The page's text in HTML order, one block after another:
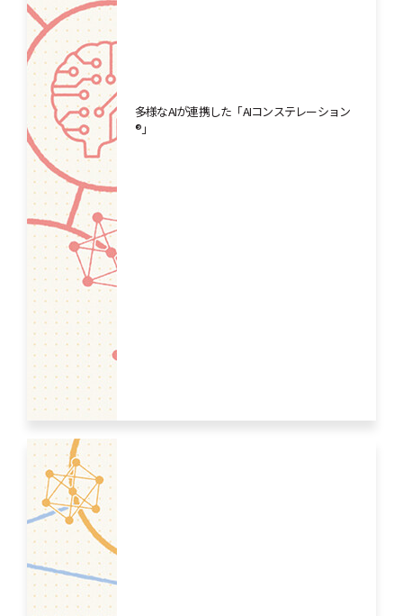
多様なAIが連携した「AIコンステレーション
®」